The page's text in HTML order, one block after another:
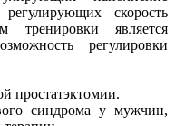
скорость
тренировки является
регулировки
простатэктомии.
синдрома у мужчин,